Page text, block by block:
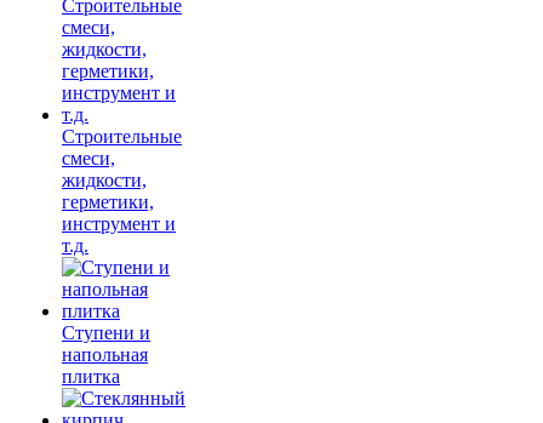
Строительные
смеси,
жидкости,
герметики,
инструмент и
т.д.
Ступени и
напольная
плитка